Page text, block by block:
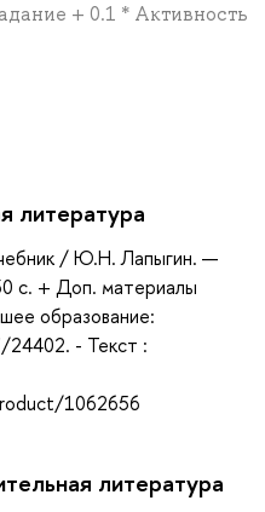
+ 0.1 * Активность
литература
/ Ю.Н. Лапыгин. —
с. + Доп. материалы
образование:
24402. - Текст :
1062656
литература